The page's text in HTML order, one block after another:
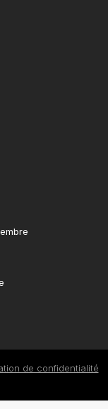
de confidentialité